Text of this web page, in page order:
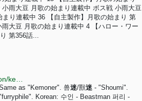
雨大豆 月歌の始まり連載中 ボス戦 小雨大豆
り連載中 36 【自主製作】月歌の始まり 第
大豆 月歌の始まり連載中 4 【ハロー・ワー
第356話...
as "Kemoner". 兽迷/獸迷 - "Shoumi".
Korean: 수인 - Beastman 퍼리 -